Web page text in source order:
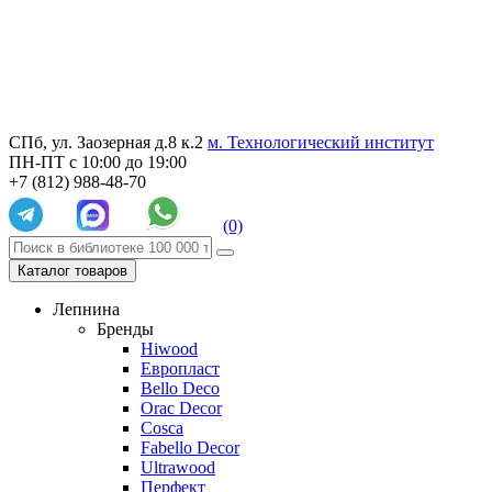
СПб, ул. Заозерная д.8 к.2 м. Технологический институт
ПН-ПТ с 10:00 до 19:00
+7 (812) 988-48-70
(0)
Каталог товаров
Лепнина
Бренды
Hiwood
Европласт
Bello Deco
Orac Decor
Cosca
Fabello Decor
Ultrawood
Перфект